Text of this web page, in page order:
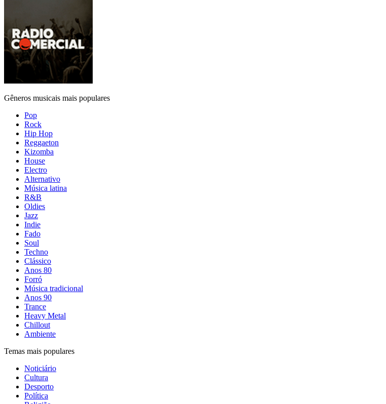
Gêneros musicais mais populares
Pop
Rock
Hip Hop
Reggaeton
Kizomba
House
Electro
Alternativo
Música latina
R&B
Oldies
Jazz
Indie
Fado
Soul
Techno
Clássico
Anos 80
Forró
Música tradicional
Anos 90
Trance
Heavy Metal
Chillout
Ambiente
Temas mais populares
Noticiário
Cultura
Desporto
Política